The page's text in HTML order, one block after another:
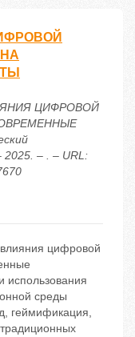
ЦИФРОВОЙ
– . – URL:
цифровой
использования
среды
геймификация,